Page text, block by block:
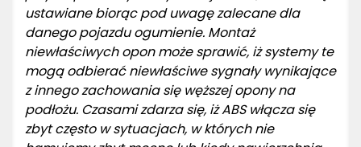
ustawiane biorąc pod uwagę zalecane dla
danego pojazdu ogumienie. Montaż
niewłaściwych opon może sprawić, iż systemy te
mogą odbierać niewłaściwe sygnały wynikające
z innego zachowania się węższej opony na
podłożu. Czasami zdarza się, iż ABS włącza się
zbyt często w sytuacjach, w których nie